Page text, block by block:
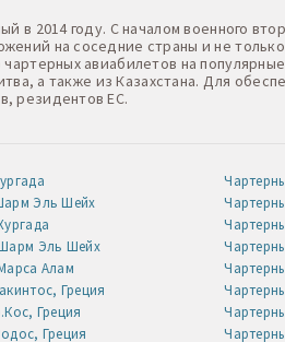
в 2014 году. С началом военного
на соседние страны и не
авиабилетов на
а также из Казахстана. Для
резидентов ЕС.
Эль Шейх
Эль Шейх
Алам
Греция
Греция
Греция